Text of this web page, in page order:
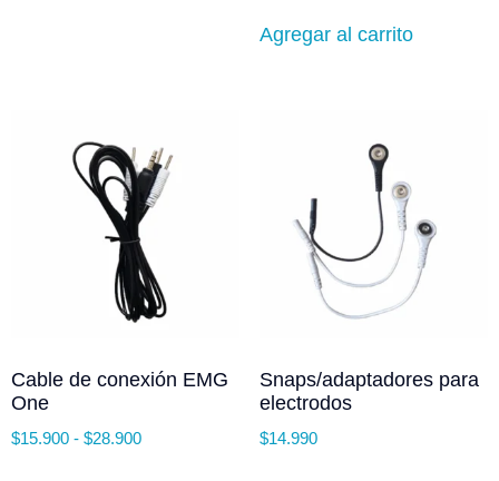
Agregar al carrito
Cable de conexión EMG
One
$15.900 - $28.900
Snaps/adaptadores para
electrodos
$14.990